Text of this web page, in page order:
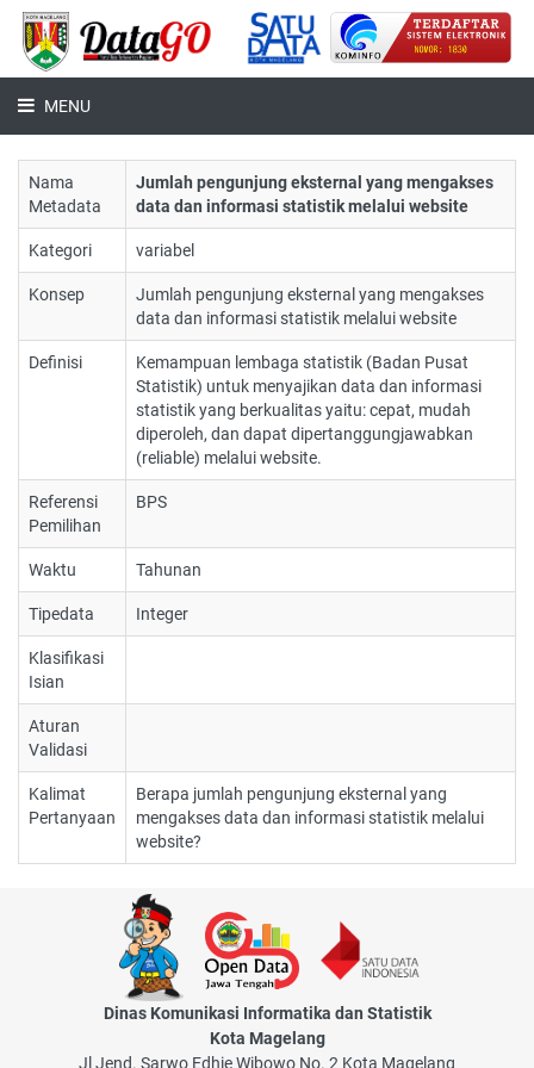
MENU
Nama
Metadata
Jumlah pengunjung eksternal yang mengakses
data dan informasi statistik melalui website
Kategori variabel
Konsep
Jumlah pengunjung eksternal yang mengakses
data dan informasi statistik melalui website
Definisi
Kemampuan lembaga statistik (Badan Pusat
Statistik) untuk menyajikan data dan informasi
statistik yang berkualitas yaitu: cepat, mudah
diperoleh, dan dapat dipertanggungjawabkan
(reliable) melalui website.
Referensi
Pemilihan
BPS
Waktu Tahunan
Tipedata Integer
Klasifikasi
Isian
Aturan
Validasi
Kalimat
Pertanyaan
Berapa jumlah pengunjung eksternal yang
mengakses data dan informasi statistik melalui
website?
Dinas Komunikasi Informatika dan Statistik
Kota Magelang
Jl Jend. Sarwo Edhie Wibowo No. 2 Kota Magelang